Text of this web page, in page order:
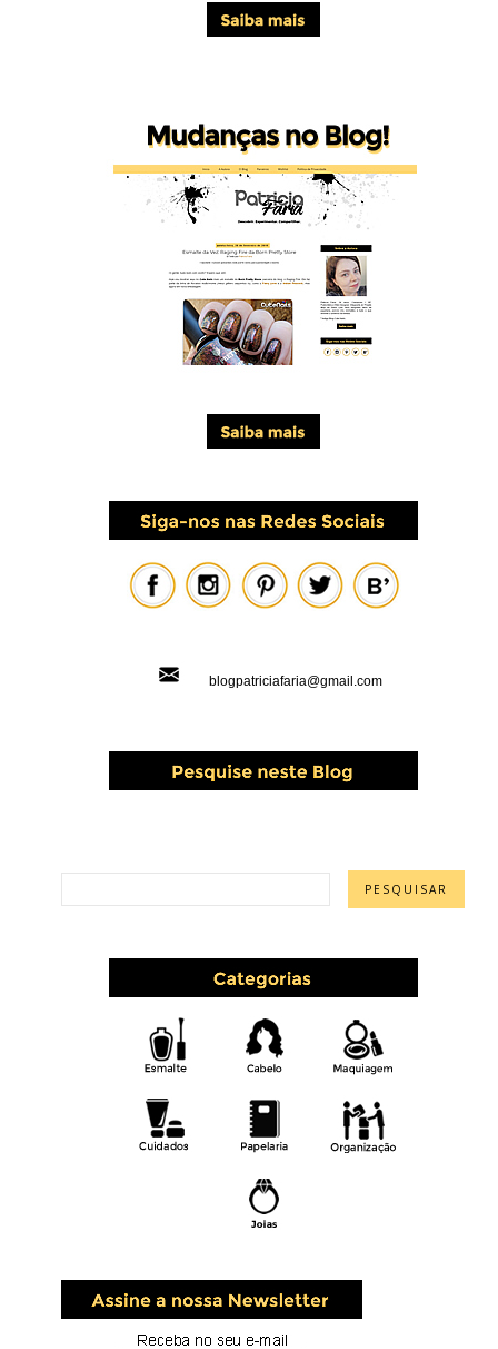
blogpatriciafaria@gmail.com